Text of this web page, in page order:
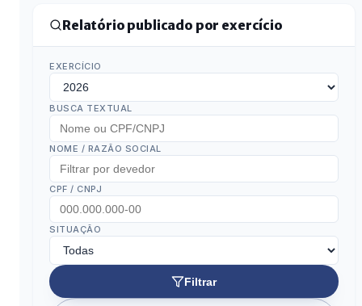
Relatório publicado por exercício
EXERCÍCIO
BUSCA TEXTUAL
NOME / RAZÃO SOCIAL
CPF / CNPJ
SITUAÇÃO
Filtrar